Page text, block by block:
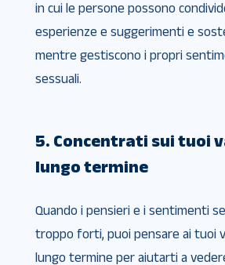
in cui le persone possono
esperienze e suggerimenti e
mentre gestiscono i propri
sessuali.
5. Concentrati sui tuoi
lungo termine
Quando i pensieri e i sentimenti
troppo forti, puoi pensare ai tuoi
lungo termine per aiutarti a